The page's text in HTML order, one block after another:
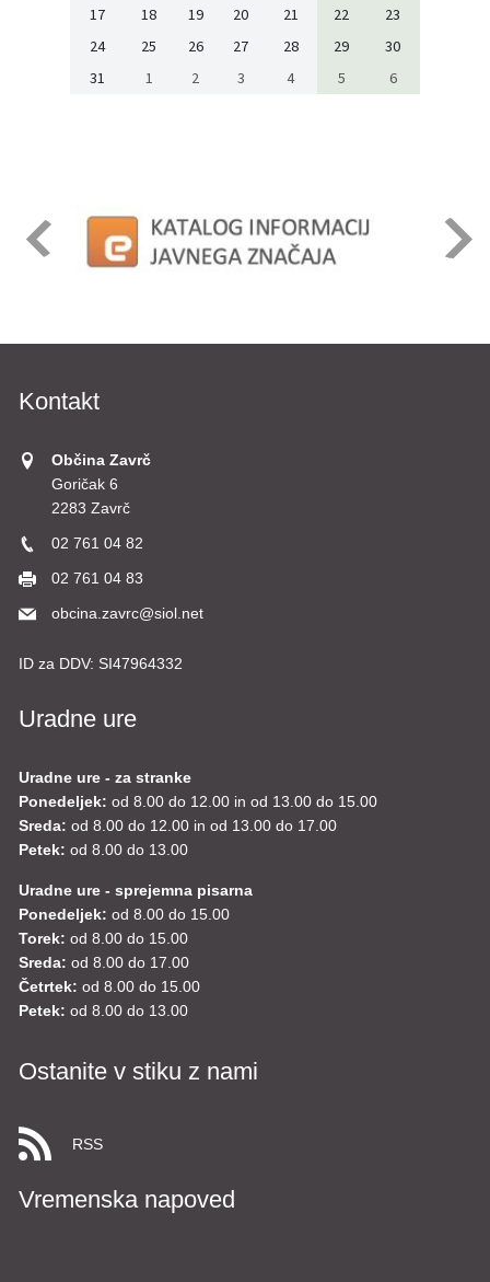
17
18 19 20 21 22
23
24
25 26 27 28 29
30
31
1 2 3 4 5 6
Kontakt
Občina Zavrč
Goričak 6
2283 Zavrč
02 761 04 82
02 761 04 83
obcina.zavrc@siol.net
ID za DDV: SI47964332
Uradne ure
Uradne ure - za stranke
Ponedeljek: od 8.00 do 12.00 in od 13.00 do 15.00
Sreda: od 8.00 do 12.00 in od 13.00 do 17.00
Petek: od 8.00 do 13.00
Uradne ure - sprejemna pisarna
Ponedeljek: od 8.00 do 15.00
Torek: od 8.00 do 15.00
Sreda: od 8.00 do 17.00
Četrtek: od 8.00 do 15.00
Petek: od 8.00 do 13.00
Ostanite v stiku z nami
RSS
Vremenska napoved